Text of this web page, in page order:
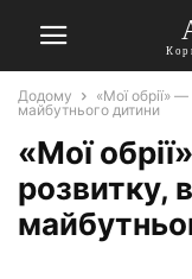
Додому
«Мої обрії»
майбутнього дитини
«Мої
розвитку,